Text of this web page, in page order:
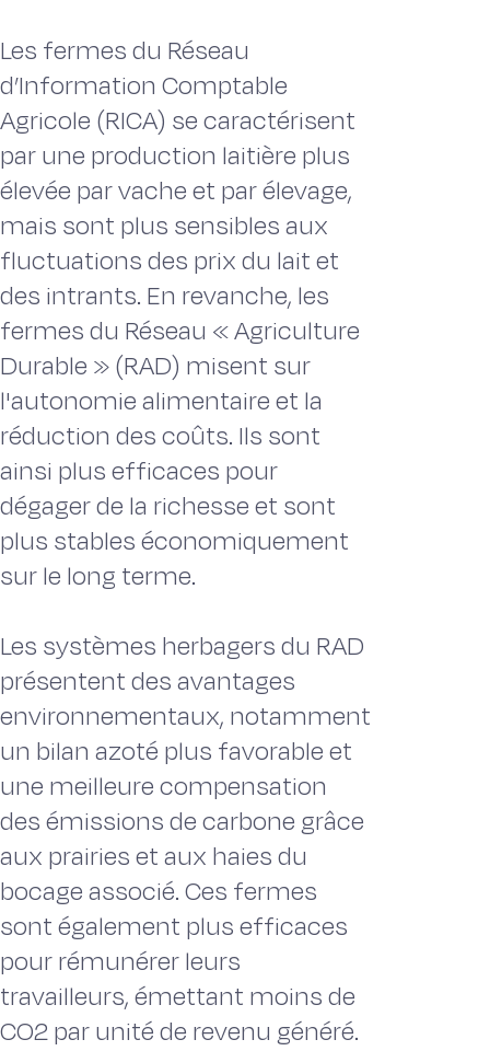
Les fermes du Réseau
d’Information Comptable
Agricole (RICA) se caractérisent
par une production laitière plus
élevée par vache et par élevage,
mais sont plus sensibles aux
fluctuations des prix du lait et
des intrants. En revanche, les
fermes du Réseau « Agriculture
Durable » (RAD) misent sur
l'autonomie alimentaire et la
réduction des coûts. Ils sont
ainsi plus efficaces pour
dégager de la richesse et sont
plus stables économiquement
sur le long terme.
Les systèmes herbagers du RAD
présentent des avantages
environnementaux, notamment
un bilan azoté plus favorable et
une meilleure compensation
des émissions de carbone grâce
aux prairies et aux haies du
bocage associé. Ces fermes
sont également plus efficaces
pour rémunérer leurs
travailleurs, émettant moins de
CO2 par unité de revenu généré.